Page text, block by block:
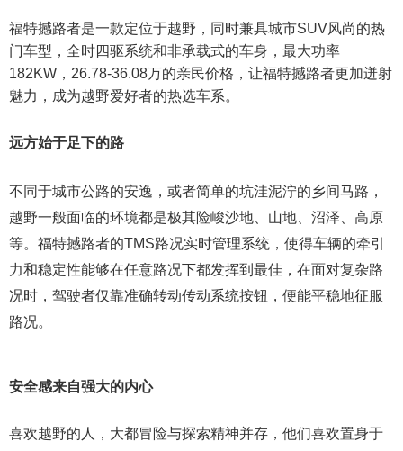
福特撼路者是一款定位于越野，同时兼具城市SUV风尚的热
门车型，全时四驱系统和非承载式的车身，最大功率
182KW，26.78-36.08万的亲民价格，让福特撼路者更加迸射
魅力，成为越野爱好者的热选车系。
远方始于足下的路
不同于城市公路的安逸，或者简单的坑洼泥泞的乡间马路，
越野一般面临的环境都是极其险峻沙地、山地、沼泽、高原
等。福特撼路者的TMS路况实时管理系统，使得车辆的牵引
力和稳定性能够在任意路况下都发挥到最佳，在面对复杂路
况时，驾驶者仅靠准确转动传动系统按钮，便能平稳地征服
路况。
安全感来自强大的内心
喜欢越野的人，大都冒险与探索精神并存，他们喜欢置身于